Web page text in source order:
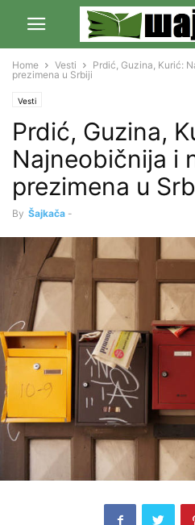
Home Vesti
Prdić, Guzina, Kurić:
prezimena u Srbiji
Vesti
Prdić, Guzina,
Najneobičnija i
prezimena u
By Šajkača -